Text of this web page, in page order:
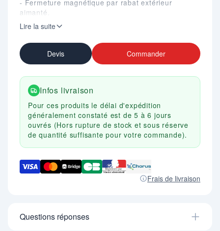
- Fermeture magnétique par rabat extérieur
aimanté.
- Ceinture à clip réglable ajustable à la taille.
- Tissu PVC nylon imperméable.
- Capacité d'encaissement 100 €.
- Dim. (mm) : H. 190 X L. 100 X P. 70.
- Coloris noir.
Lire la suite
Devis Commander
Infos livraison
Pour ces produits le délai d'expédition
généralement constaté est de 5 à 6 jours
ouvrés (Hors rupture de stock et sous réserve
de quantité suffisante pour votre commande).
Frais de livraison
Questions réponses